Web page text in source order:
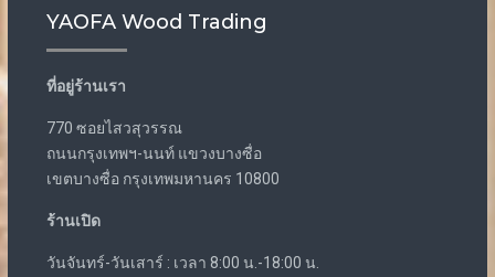
YAOFA Wood Trading
ที่อยู่ร้านเรา
770 ซอยไสวสุวรรณ
ถนนกรุงเทพฯ-นนท์ แขวงบางซื่อ
เขตบางซื่อ กรุงเทพมหานคร 10800
ร้านเปิด
วันจันทร์-วันเสาร์ : เวลา 8:00 น.-18:00 น.